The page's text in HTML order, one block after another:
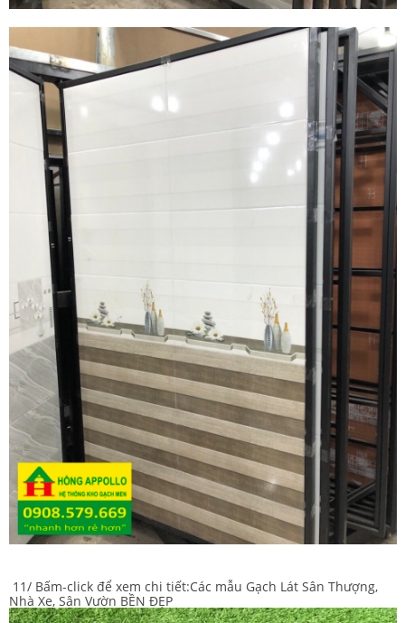
11/ Bấm-click để xem chi tiết:Các mẫu Gạch Lát Sân Thượng,
Nhà Xe, Sân Vườn BỀN ĐẸP